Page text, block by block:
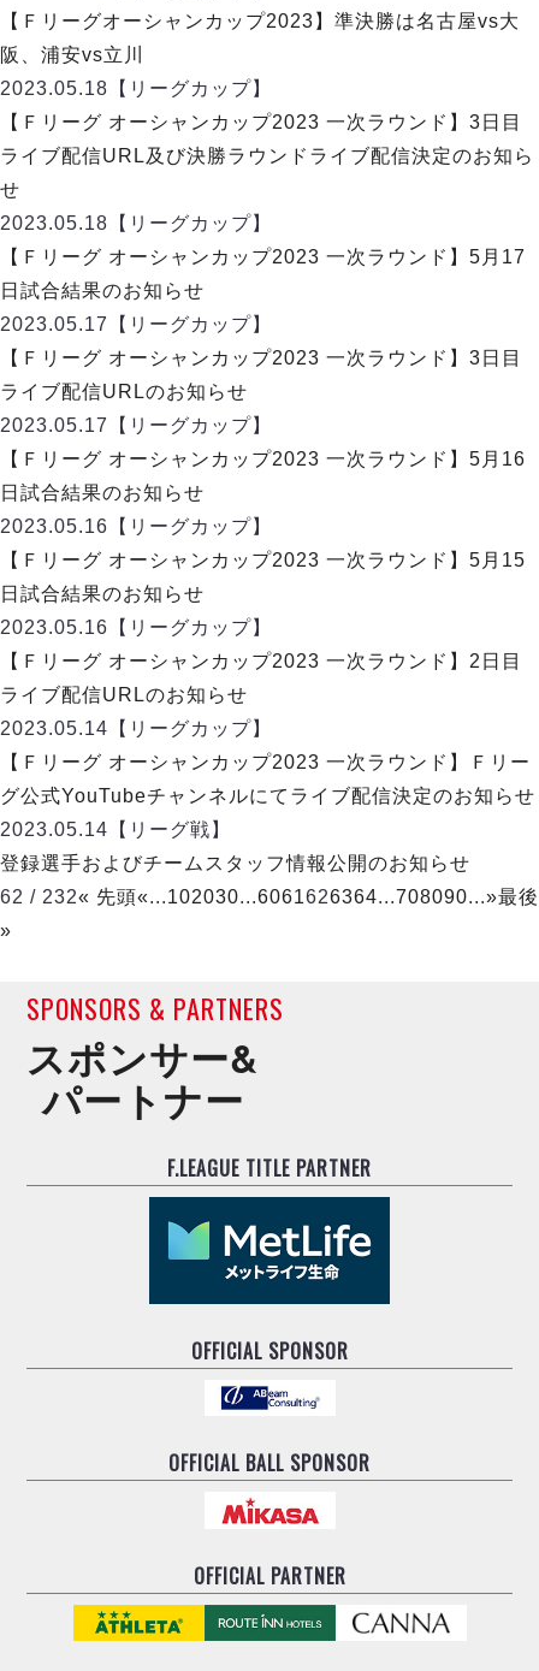
選手の通算記録（Ｆ２）
ヴォスクオーレ仙台
マルバ水戸FC
リガーレヴィア葛飾
ヴィンセドール白山
アグレミーナ浜松
デウソン神戸
ポルセイド浜田
ミラクルスマイル新居浜
【Ｆリーグオーシャンカップ2023】準決勝は名古屋vs大
阪、浦安vs立川
2023.05.18 【リーグカップ】
【Ｆリーグ オーシャンカップ2023 一次ラウンド】3日目
ライブ配信URL及び決勝ラウンドライブ配信決定のお知ら
せ
2023.05.18 【リーグカップ】
【Ｆリーグ オーシャンカップ2023 一次ラウンド】5月17
日試合結果のお知らせ
2023.05.17
【リーグカップ】
【Ｆリーグ オーシャンカップ2023 一次ラウンド】3日目
ライブ配信URLのお知らせ
2023.05.17
【リーグカップ】
【Ｆリーグ オーシャンカップ2023 一次ラウンド】5月16
日試合結果のお知らせ
2023.05.16 【リーグカップ】
【Ｆリーグ オーシャンカップ2023 一次ラウンド】5月15
日試合結果のお知らせ
2023.05.16 【リーグカップ】
【Ｆリーグ オーシャンカップ2023 一次ラウンド】2日目
ライブ配信URLのお知らせ
2023.05.14 【リーグカップ】
【Ｆリーグ オーシャンカップ2023 一次ラウンド】Ｆリー
グ公式YouTubeチャンネルにてライブ配信決定のお知らせ
2023.05.14 【リーグ戦】
登録選手およびチームスタッフ情報公開のお知らせ
62 / 232« 先頭«...102030...6061626364...708090...»最後
»
SPONSORS & PARTNERS
スポンサー&
パートナー
F.LEAGUE TITLE PARTNER
OFFICIAL SPONSOR
OFFICIAL BALL SPONSOR
OFFICIAL PARTNER